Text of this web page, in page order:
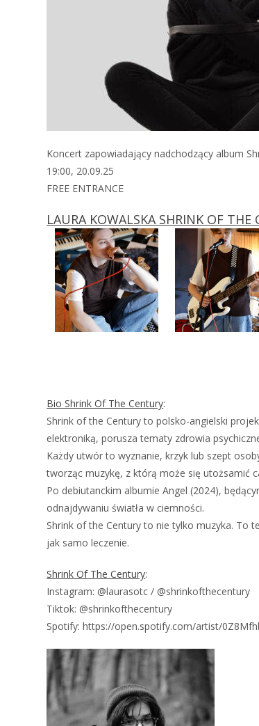
Koncert zapowiadający nadchodzący album
19:00, 20.09.25
FREE ENTRANCE
LAURA KOWALSKA SHRINK OF THE
Bio Shrink Of The Century:
Shrink of the Century to polsko-angielski
elektroniką, porusza tematy zdrowia
Każdy utwór to wyznanie, krzyk lub szept
tworząc muzykę, z którą może się utożsamić
Po debiutanckim albumie Angel (2024),
odnajdywaniu światła w ciemności.
Shrink of the Century to nie tylko muzyka. To
jak samo leczenie.
Shrink Of The Century:
Instagram: @laurasotc / @shrinkofthecentury
Tiktok: @shrinkofthecentury
Spotify: https://open.spotify.com/artist/